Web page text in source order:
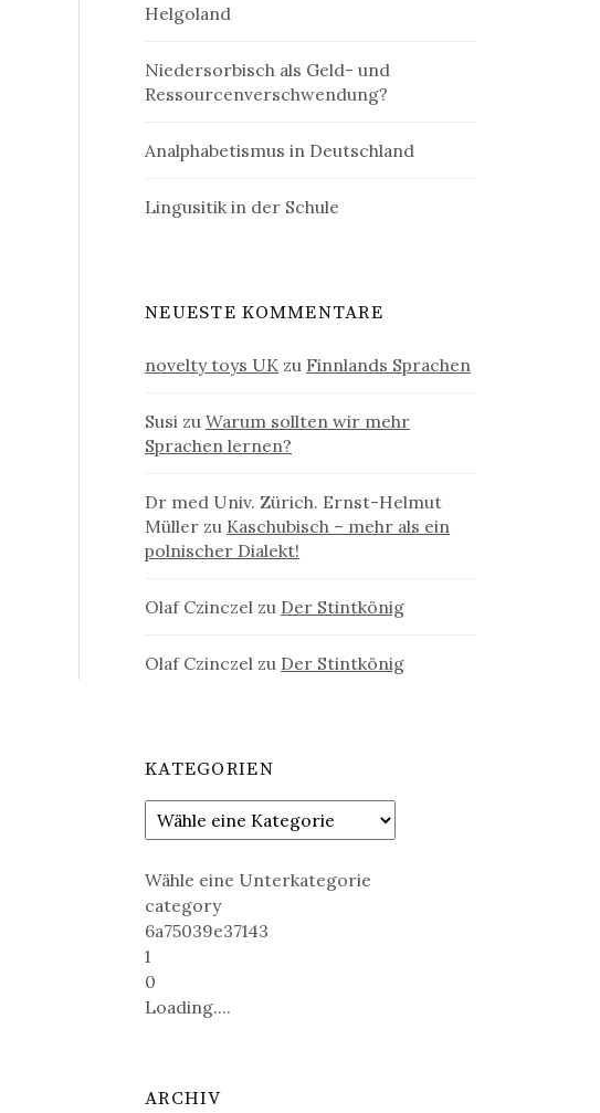
Helgoland
Niedersorbisch als Geld- und
Ressourcenverschwendung?
Analphabetismus in Deutschland
Lingusitik in der Schule
NEUESTE KOMMENTARE
novelty toys UK zu Finnlands Sprachen
Susi zuWarum sollten wir mehr
Sprachen lernen?
Dr med Univ. Zürich. Ernst-Helmut
Müller zu Kaschubisch – mehr als ein
polnischer Dialekt!
Olaf Czinczel zu Der Stintkönig
Olaf Czinczel zu Der Stintkönig
KATEGORIEN
Wähle eine Unterkategorie
category
6a75039e37143
1
0
Loading....
ARCHIV